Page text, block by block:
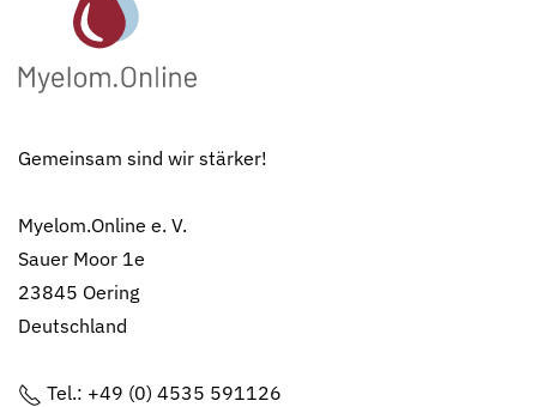
Gemeinsam sind wir stärker!
Myelom.Online e. V.
Sauer Moor 1e
23845 Oering
Deutschland
Tel.: +49 (0) 4535 591126